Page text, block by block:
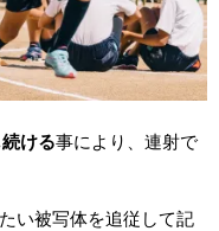
ける事により、連射で
い被写体を追従して記